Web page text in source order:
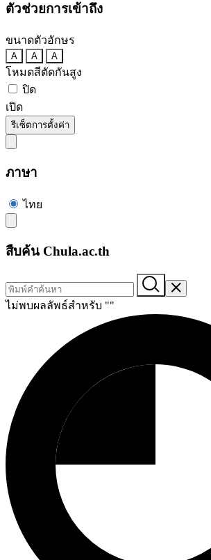
ตัวช่วยการเข้าถึง
ขนาดตัวอักษร
A A A
โหมดสีตัดกันสูง
ปิด
เปิด
รีเซ็ตการตั้งค่า
ภาษา
ไทย
สืบค้น Chula.ac.th
ไม่พบผลลัพธ์สำหรับ ""